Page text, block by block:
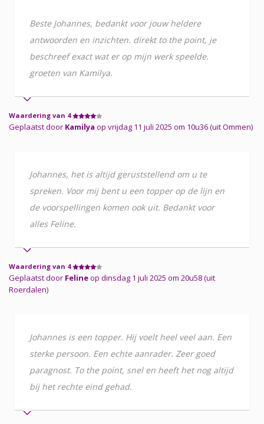
Beste Johannes, bedankt voor jouw heldere
antwoorden en inzichten. direkt to the point, je
beschreef exact wat er op mijn werk speelde.
groeten van Kamilya.
Waardering van 4
Geplaatst door Kamilya op vrijdag 11 juli 2025 om 10u36 (uit Ommen)
Johannes, het is altijd geruststellend om u te
spreken. Voor mij bent u een topper op de lijn en
de voorspellingen komen ook uit. Bedankt voor
alles Feline.
Waardering van 4
Geplaatst door Felineop dinsdag 1 juli 2025 om 20u58 (uit
Roerdalen)
Johannes is een topper. Hij voelt heel veel aan. Een
sterke persoon. Een echte aanrader. Zeer goed
paragnost. To the point, snel en heeft het nog altijd
bij het rechte eind gehad.